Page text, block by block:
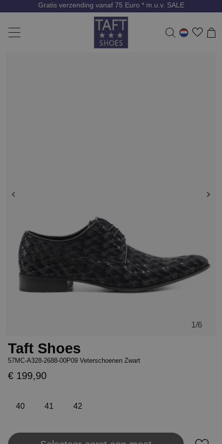
Gratis verzending vanaf 75 Euro * m.u.v. SALE
1 /6
Taft Shoes
57MC-A328-2688-00P09 Veterschoenen Zwart
€ 199,90
40 41 42